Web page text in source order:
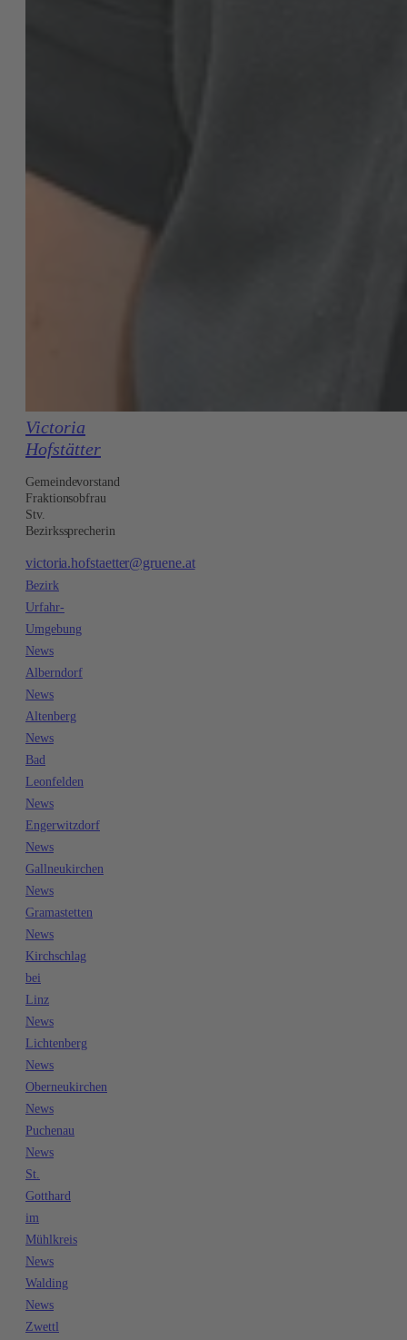
Victoria
Hofstätter
Gemeindevorstand
Fraktionsobfrau
Stv.
Bezirkssprecherin
victoria.hofstaetter@gruene.at
Bezirk
Urfahr-
Umgebung
News
Alberndorf
News
Altenberg
News
Bad
Leonfelden
News
Engerwitzdorf
News
Gallneukirchen
News
Gramastetten
News
Kirchschlag
bei
Linz
News
Lichtenberg
News
Oberneukirchen
News
Puchenau
News
St.
Gotthard
im
Mühlkreis
News
Walding
News
Zwettl